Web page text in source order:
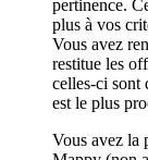
pertinence.
plus à vos
Vous avez
restitue les
celles-ci sont
est le plus
Vous avez la